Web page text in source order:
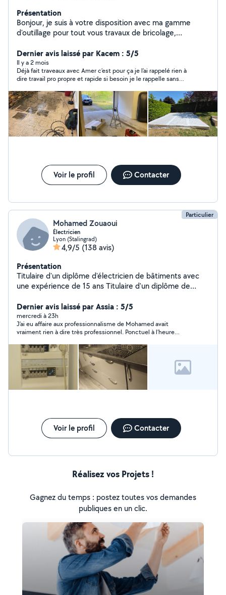
Présentation
Bonjour, je suis à votre disposition avec ma gamme
d'outillage pour tout vous travaux de bricolage,
déménagement avec une grande qualité d'intervention
n'hésitez pas à me contacter merci
Dernier avis laissé par Kacem : 5/5
Il y a 2 mois
Déjà fait traveaux avec Amer c’est pour ça je l’ai rappelé rien à
dire travail pro propre et rapide si besoin je le rappelle sans
Voir le profil Contacter
Particulier
Mohamed Zouaoui
Électricien
Lyon (Stalingrad)
4,9/5 (138 avis)
Présentation
Titulaire d'un diplôme d'électricien de bâtiments avec
une expérience de 15 ans Titulaire d'un diplôme de
serrurier (Remplacement des poignées,des
serrures,cylindre ....ect) Devis,conseil et déplacement
gratuit Mon intervention consiste a réparer ou a la mise
en marche des appareils
Dernier avis laissé par Assia : 5/5
mercredi à 23h
J’ai eu affaire aux professionnalisme de Mohamed avait
vraiment rien à dire très professionnel. Ponctuel à l’heure
suis tombé sur le coup de foudre mais c’était plutôt le coup de
four 👌👌👌
Voir le profil Contacter
Réalisez vos Projets !
Gagnez du temps : postez toutes vos demandes
publiques en un clic.